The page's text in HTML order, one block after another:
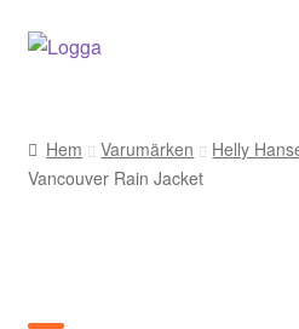
Hoppa
Hoppa
Kontakt
Hem Varumärken Helly
Vancouver Rain Jacket